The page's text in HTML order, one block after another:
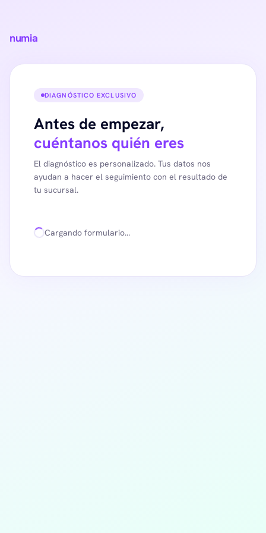
numia
DIAGNÓSTICO EXCLUSIVO
Antes de empezar,
cuéntanos quién eres
El diagnóstico es personalizado. Tus datos nos
ayudan a hacer el seguimiento con el resultado de
tu sucursal.
Cargando formulario...